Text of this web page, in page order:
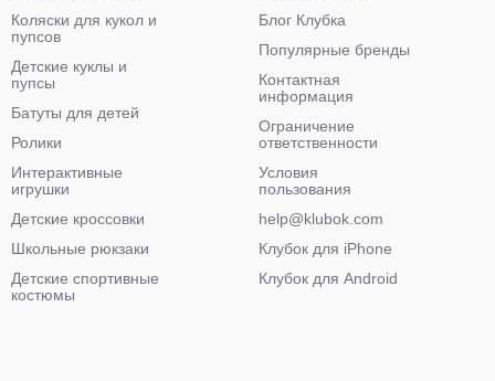
Коляски для кукол и
пупсов
Детские куклы и
пупсы
Батуты для детей
Ролики
Интерактивные
игрушки
Детские кроссовки
Школьные рюкзаки
Детские спортивные
костюмы
Блог Клубка
Популярные бренды
Контактная
информация
Ограничение
ответственности
Условия
пользования
help@klubok.com
Клубок для iPhone
Клубок для Android